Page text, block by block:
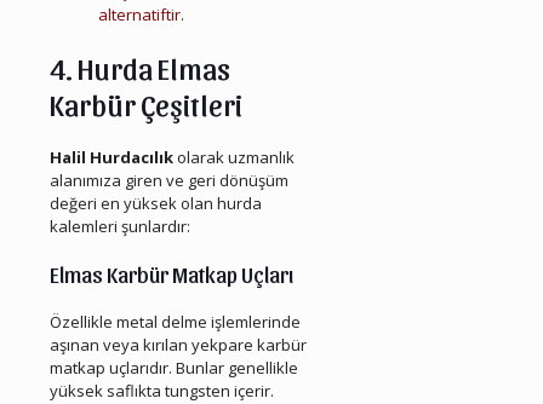
alternatiftir.
4. Hurda Elmas
Karbür Çeşitleri
Halil Hurdacılıkolarak uzmanlık
alanımıza giren ve geri dönüşüm
değeri en yüksek olan hurda
kalemleri şunlardır:
Elmas Karbür Matkap Uçları
Özellikle metal delme işlemlerinde
aşınan veya kırılan yekpare karbür
matkap uçlarıdır. Bunlar genellikle
yüksek saflıkta tungsten içerir.